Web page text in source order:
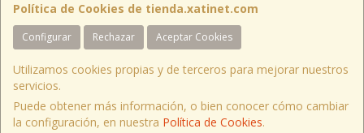
Política de Cookies de tienda.xatinet.com
Configurar Rechazar Aceptar Cookies
Utilizamos cookies propias y de terceros para mejorar nuestros
servicios.
Puede obtener más información, o bien conocer cómo cambiar
la configuración, en nuestra Política de Cookies.
Horario
9-13:30 16:30-19:30
, , , , España. - C.I.F.: B97790778 - Tfno: